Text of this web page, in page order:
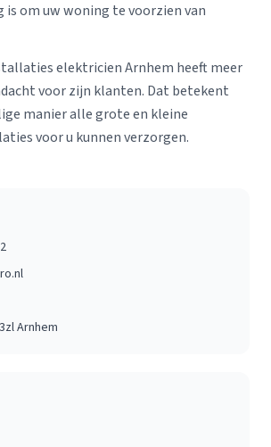
is om uw woning te voorzien van
elektricien Arnhem heeft meer
voor zijn klanten. Dat betekent
manier alle grote en kleine
voor u kunnen verzorgen.
Arnhem